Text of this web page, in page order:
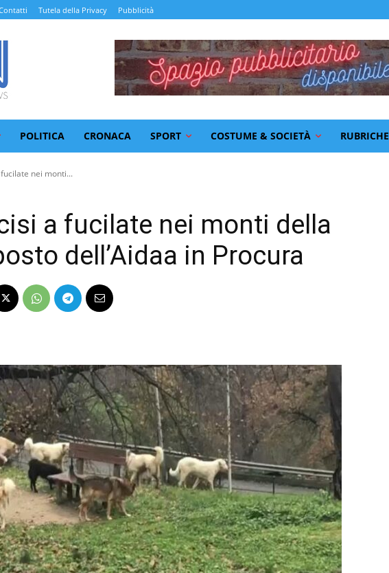
Tutela della Privacy Pubblicità
POLITICA CRONACA SPORT COSTUME & SOCIETÀ RUBRICHE
nei monti...
a fucilate nei monti della
dell’Aidaa in Procura